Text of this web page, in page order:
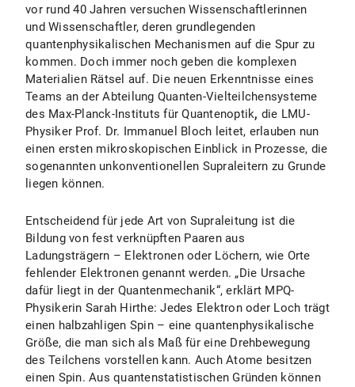
vor rund 40 Jahren versuchen Wissenschaftlerinnen
und Wissenschaftler, deren grundlegenden
quantenphysikalischen Mechanismen auf die Spur zu
kommen. Doch immer noch geben die komplexen
Materialien Rätsel auf. Die neuen Erkenntnisse eines
Teams an der Abteilung Quanten-Vielteilchensysteme
des Max-Planck-Instituts für Quantenoptik, die LMU-
Physiker Prof. Dr. Immanuel Bloch leitet, erlauben nun
einen ersten mikroskopischen Einblick in Prozesse, die
sogenannten unkonventionellen Supraleitern zu Grunde
liegen können.
Entscheidend für jede Art von Supraleitung ist die
Bildung von fest verknüpften Paaren aus
Ladungsträgern – Elektronen oder Löchern, wie Orte
fehlender Elektronen genannt werden. „Die Ursache
dafür liegt in der Quantenmechanik“, erklärt MPQ-
Physikerin Sarah Hirthe: Jedes Elektron oder Loch trägt
einen halbzahligen Spin – eine quantenphysikalische
Größe, die man sich als Maß für eine Drehbewegung
des Teilchens vorstellen kann. Auch Atome besitzen
einen Spin. Aus quantenstatistischen Gründen können